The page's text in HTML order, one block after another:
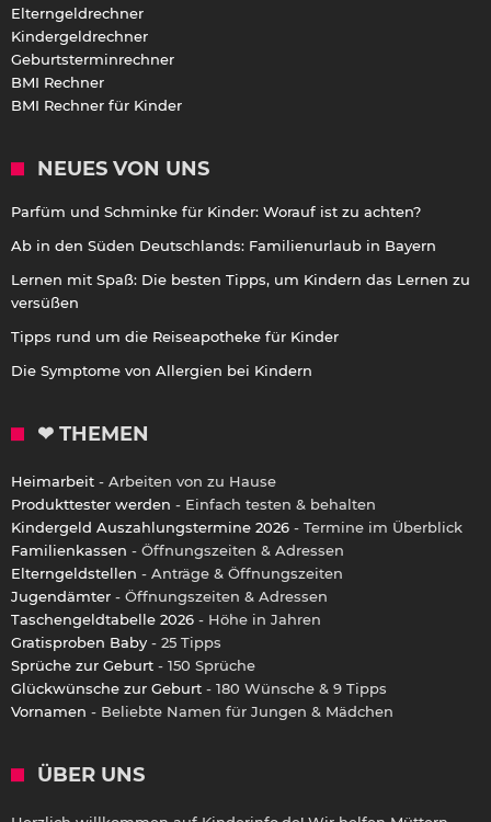
Elterngeldrechner
Kindergeldrechner
Geburtsterminrechner
BMI Rechner
BMI Rechner für Kinder
NEUES VON UNS
Parfüm und Schminke für Kinder: Worauf ist zu achten?
Ab in den Süden Deutschlands: Familienurlaub in Bayern
Lernen mit Spaß: Die besten Tipps, um Kindern das Lernen zu
versüßen
Tipps rund um die Reiseapotheke für Kinder
Die Symptome von Allergien bei Kindern
❤ THEMEN
Heimarbeit - Arbeiten von zu Hause
Produkttester werden - Einfach testen & behalten
Kindergeld Auszahlungstermine 2026 - Termine im Überblick
Familienkassen - Öffnungszeiten & Adressen
Elterngeldstellen - Anträge & Öffnungszeiten
Jugendämter - Öffnungszeiten & Adressen
Taschengeldtabelle 2026 - Höhe in Jahren
Gratisproben Baby - 25 Tipps
Sprüche zur Geburt - 150 Sprüche
Glückwünsche zur Geburt - 180 Wünsche & 9 Tipps
Vornamen - Beliebte Namen für Jungen & Mädchen
ÜBER UNS